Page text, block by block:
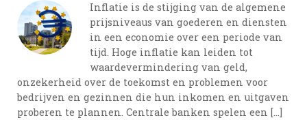
Inflatie is de stijging van de algemene
prijsniveaus van goederen en diensten
in een economie over een periode van
tijd. Hoge inflatie kan leiden tot
waardevermindering van geld,
onzekerheid over de toekomst en problemen voor
bedrijven en gezinnen die hun inkomen en uitgaven
proberen te plannen. Centrale banken spelen een […]